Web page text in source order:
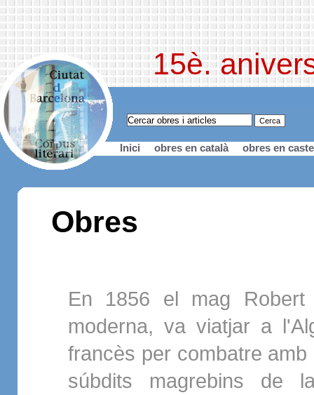
15è.
Inici obres en català obres en
Obres
En 1856 el mag Robert
moderna, va viatjar a
francès per combatre
súbdits magrebins de